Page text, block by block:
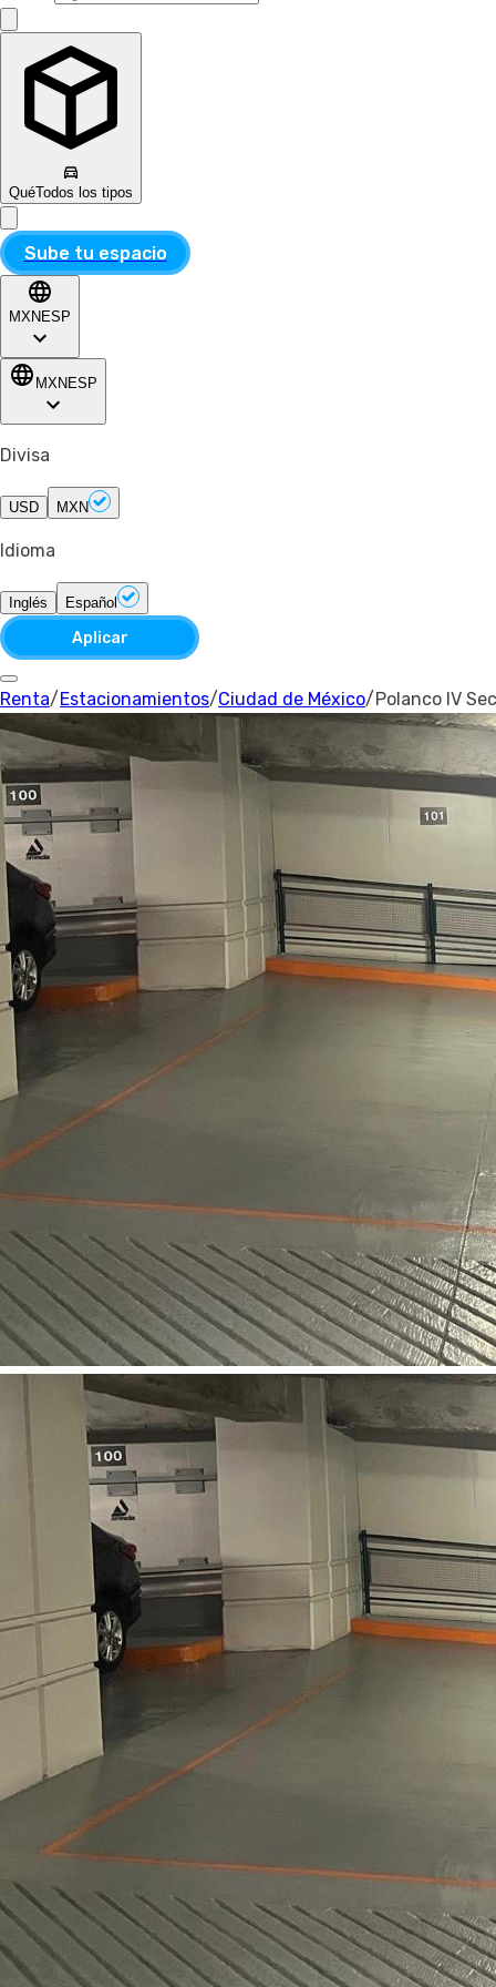
QuéTodos los tipos
Sube tu espacio
MXN ESP
MXN ESP
Divisa
USD MXN
Idioma
Inglés Español
Aplicar
Renta/Estacionamientos/Ciudad de México/Polanco IV